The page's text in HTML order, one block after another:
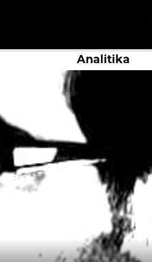
Analitika